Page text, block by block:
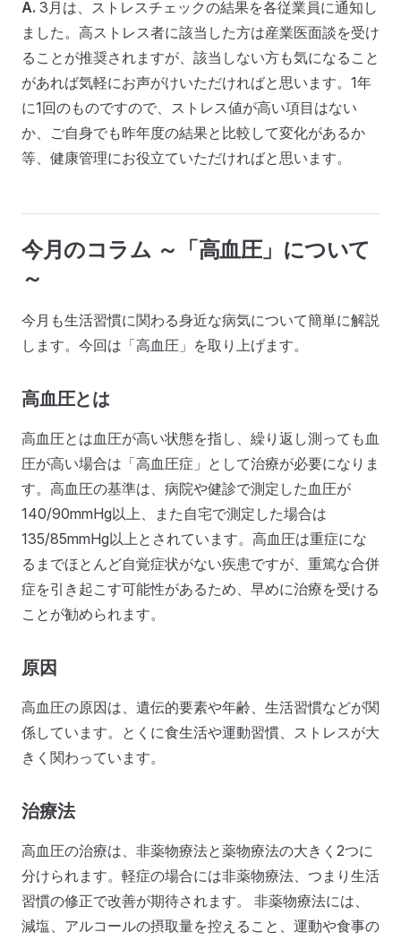
A. 3月は、ストレスチェックの結果を各従業員に通知し
ました。高ストレス者に該当した方は産業医面談を受け
ることが推奨されますが、該当しない方も気になること
があれば気軽にお声がけいただければと思います。1年
に1回のものですので、ストレス値が高い項目はない
か、ご自身でも昨年度の結果と比較して変化があるか
等、健康管理にお役立ていただければと思います。
今月のコラム ～「高血圧」について
～
今月も生活習慣に関わる身近な病気について簡単に解説
します。今回は「高血圧」を取り上げます。
高血圧とは
高血圧とは血圧が高い状態を指し、繰り返し測っても血
圧が高い場合は「高血圧症」として治療が必要になりま
す。高血圧の基準は、病院や健診で測定した血圧が
140/90mmHg以上、また自宅で測定した場合は
135/85mmHg以上とされています。高血圧は重症にな
るまでほとんど自覚症状がない疾患ですが、重篤な合併
症を引き起こす可能性があるため、早めに治療を受ける
ことが勧められます。
原因
高血圧の原因は、遺伝的要素や年齢、生活習慣などが関
係しています。とくに食生活や運動習慣、ストレスが大
きく関わっています。
治療法
高血圧の治療は、非薬物療法と薬物療法の大きく2つに
分けられます。軽症の場合には非薬物療法、つまり生活
習慣の修正で改善が期待されます。 非薬物療法には、
減塩、アルコールの摂取量を控えること、運動や食事の